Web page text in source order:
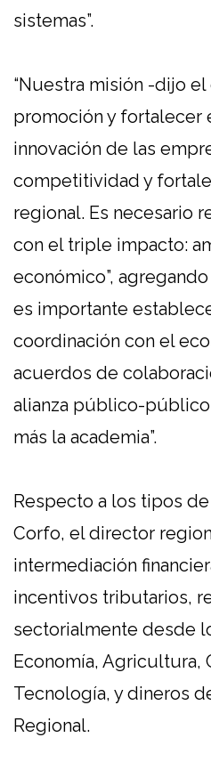
sistemas”.
“Nuestra misión -dijo
promoción y fortalecer
innovación de las
competitividad y
regional. Es necesario
con el triple impacto:
económico”,
es importante
coordinación con el
acuerdos de
alianza público-
más la academia”.
Respecto a los tipos
Corfo, el director
intermediación
incentivos tributarios,
sectorialmente desde
Economía, Agricultura,
Tecnología, y dineros
Regional.